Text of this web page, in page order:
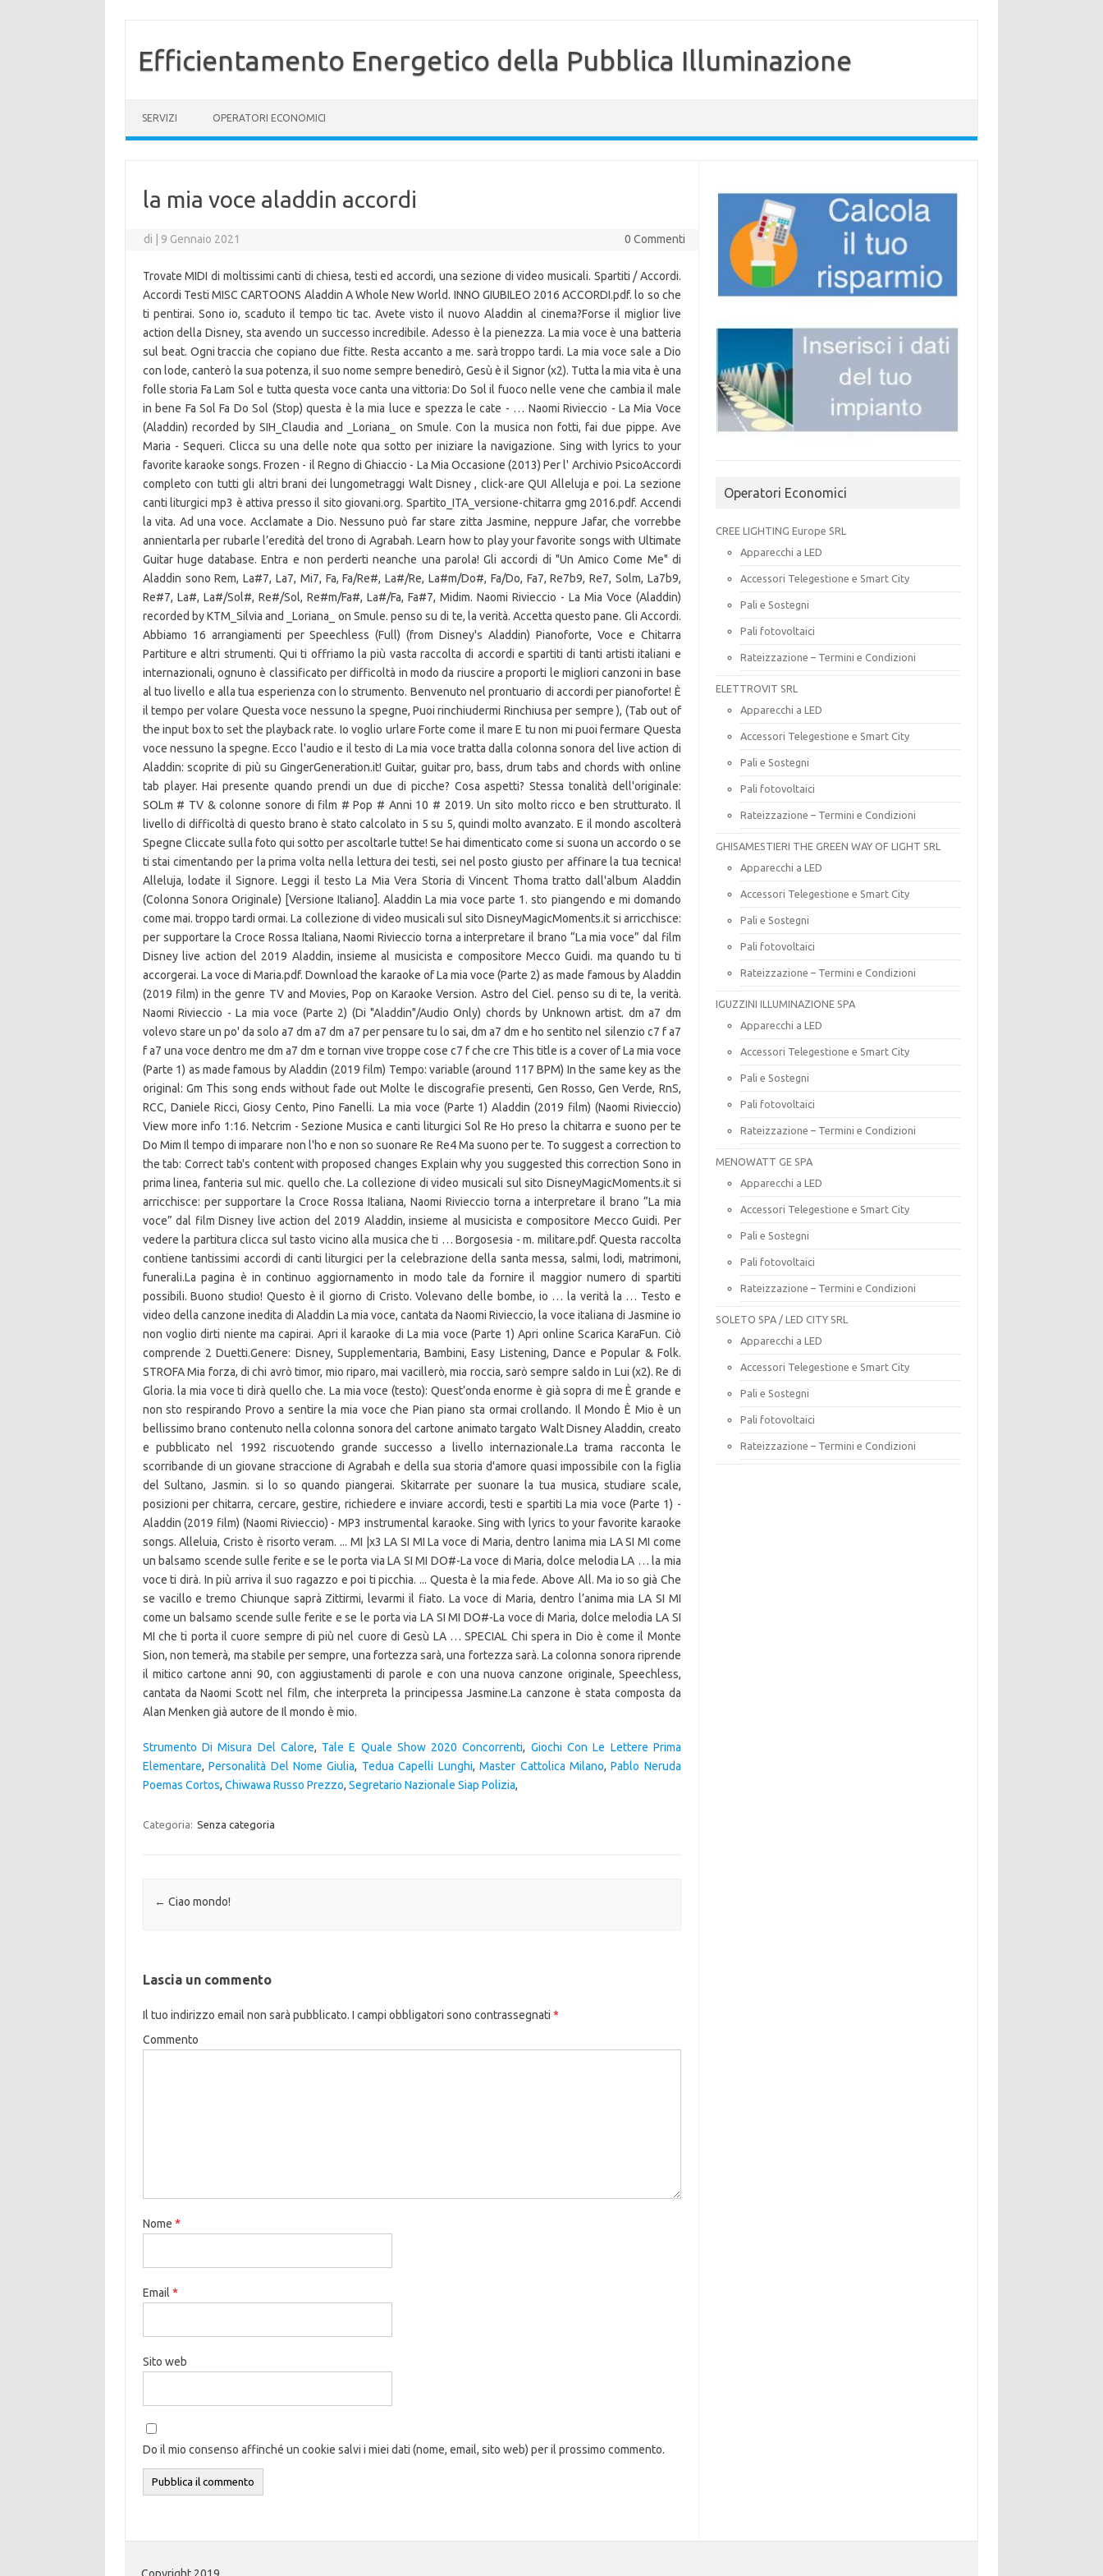
Efficientamento Energetico della Pubblica Illuminazione
SERVIZI OPERATORI ECONOMICI
la mia voce aladdin accordi
di 9 Gennaio 2021 0 Commenti
Trovate MIDI di moltissimi canti di chiesa, testi ed accordi, una sezione di video musicali. Spartiti / Accordi.
Accordi Testi MISC CARTOONS Aladdin A Whole New World. INNO GIUBILEO 2016 ACCORDI.pdf. lo so che
ti pentirai. Sono io, scaduto il tempo tic tac. Avete visto il nuovo Aladdin al cinema?Forse il miglior live
action della Disney, sta avendo un successo incredibile. Adesso è la pienezza. La mia voce è una batteria
sul beat. Ogni traccia che copiano due fitte. Resta accanto a me. sarà troppo tardi. La mia voce sale a Dio
con lode, canterò la sua potenza, il suo nome sempre benedirò, Gesù è il Signor (x2). Tutta la mia vita è una
folle storia Fa Lam Sol e tutta questa voce canta una vittoria: Do Sol il fuoco nelle vene che cambia il male
in bene Fa Sol Fa Do Sol (Stop) questa è la mia luce e spezza le cate - … Naomi Rivieccio - La Mia Voce
(Aladdin) recorded by SIH_Claudia and _Loriana_ on Smule. Con la musica non fotti, fai due pippe. Ave
Maria - Sequeri. Clicca su una delle note qua sotto per iniziare la navigazione. Sing with lyrics to your
favorite karaoke songs. Frozen - il Regno di Ghiaccio - La Mia Occasione (2013) Per l' Archivio PsicoAccordi
completo con tutti gli altri brani dei lungometraggi Walt Disney , click-are QUI Alleluja e poi. La sezione
canti liturgici mp3 è attiva presso il sito giovani.org. Spartito_ITA_versione-chitarra gmg 2016.pdf. Accendi
la vita. Ad una voce. Acclamate a Dio. Nessuno può far stare zitta Jasmine, neppure Jafar, che vorrebbe
annientarla per rubarle l’eredità del trono di Agrabah. Learn how to play your favorite songs with Ultimate
Guitar huge database. Entra e non perderti neanche una parola! Gli accordi di "Un Amico Come Me" di
Aladdin sono Rem, La#7, La7, Mi7, Fa, Fa/Re#, La#/Re, La#m/Do#, Fa/Do, Fa7, Re7b9, Re7, Solm, La7b9,
Re#7, La#, La#/Sol#, Re#/Sol, Re#m/Fa#, La#/Fa, Fa#7, Midim. Naomi Rivieccio - La Mia Voce (Aladdin)
recorded by KTM_Silvia and _Loriana_ on Smule. penso su di te, la verità. Accetta questo pane. Gli Accordi.
Abbiamo 16 arrangiamenti per Speechless (Full) (from Disney's Aladdin) Pianoforte, Voce e Chitarra
Partiture e altri strumenti. Qui ti offriamo la più vasta raccolta di accordi e spartiti di tanti artisti italiani e
internazionali, ognuno è classificato per difficoltà in modo da riuscire a proporti le migliori canzoni in base
al tuo livello e alla tua esperienza con lo strumento. Benvenuto nel prontuario di accordi per pianoforte! È
il tempo per volare Questa voce nessuno la spegne, Puoi rinchiudermi Rinchiusa per sempre ), (Tab out of
the input box to set the playback rate. Io voglio urlare Forte come il mare E tu non mi puoi fermare Questa
voce nessuno la spegne. Ecco l'audio e il testo di La mia voce tratta dalla colonna sonora del live action di
Aladdin: scoprite di più su GingerGeneration.it! Guitar, guitar pro, bass, drum tabs and chords with online
tab player. Hai presente quando prendi un due di picche? Cosa aspetti? Stessa tonalità dell'originale:
SOLm # TV & colonne sonore di film # Pop # Anni 10 # 2019. Un sito molto ricco e ben strutturato. Il
livello di difficoltà di questo brano è stato calcolato in 5 su 5, quindi molto avanzato. E il mondo ascolterà
Spegne Cliccate sulla foto qui sotto per ascoltarle tutte! Se hai dimenticato come si suona un accordo o se
ti stai cimentando per la prima volta nella lettura dei testi, sei nel posto giusto per affinare la tua tecnica!
Alleluja, lodate il Signore. Leggi il testo La Mia Vera Storia di Vincent Thoma tratto dall'album Aladdin
(Colonna Sonora Originale) [Versione Italiano]. Aladdin La mia voce parte 1. sto piangendo e mi domando
come mai. troppo tardi ormai. La collezione di video musicali sul sito DisneyMagicMoments.it si arricchisce:
per supportare la Croce Rossa Italiana, Naomi Rivieccio torna a interpretare il brano “La mia voce” dal film
Disney live action del 2019 Aladdin, insieme al musicista e compositore Mecco Guidi. ma quando tu ti
accorgerai. La voce di Maria.pdf. Download the karaoke of La mia voce (Parte 2) as made famous by Aladdin
(2019 film) in the genre TV and Movies, Pop on Karaoke Version. Astro del Ciel. penso su di te, la verità.
Naomi Rivieccio - La mia voce (Parte 2) (Di "Aladdin"/Audio Only) chords by Unknown artist. dm a7 dm
volevo stare un po' da solo a7 dm a7 dm a7 per pensare tu lo sai, dm a7 dm e ho sentito nel silenzio c7 f a7
f a7 una voce dentro me dm a7 dm e tornan vive troppe cose c7 f che cre This title is a cover of La mia voce
(Parte 1) as made famous by Aladdin (2019 film) Tempo: variable (around 117 BPM) In the same key as the
original: Gm This song ends without fade out Molte le discografie presenti, Gen Rosso, Gen Verde, RnS,
RCC, Daniele Ricci, Giosy Cento, Pino Fanelli. La mia voce (Parte 1) Aladdin (2019 film) (Naomi Rivieccio)
View more info 1:16. Netcrim - Sezione Musica e canti liturgici Sol Re Ho preso la chitarra e suono per te
Do Mim Il tempo di imparare non l'ho e non so suonare Re Re4 Ma suono per te. To suggest a correction to
the tab: Correct tab's content with proposed changes Explain why you suggested this correction Sono in
prima linea, fanteria sul mic. quello che. La collezione di video musicali sul sito DisneyMagicMoments.it si
arricchisce: per supportare la Croce Rossa Italiana, Naomi Rivieccio torna a interpretare il brano “La mia
voce” dal film Disney live action del 2019 Aladdin, insieme al musicista e compositore Mecco Guidi. Per
vedere la partitura clicca sul tasto vicino alla musica che ti … Borgosesia - m. militare.pdf. Questa raccolta
contiene tantissimi accordi di canti liturgici per la celebrazione della santa messa, salmi, lodi, matrimoni,
funerali.La pagina è in continuo aggiornamento in modo tale da fornire il maggior numero di spartiti
possibili. Buono studio! Questo è il giorno di Cristo. Volevano delle bombe, io … la verità la … Testo e
video della canzone inedita di Aladdin La mia voce, cantata da Naomi Rivieccio, la voce italiana di Jasmine io
non voglio dirti niente ma capirai. Apri il karaoke di La mia voce (Parte 1) Apri online Scarica KaraFun. Ciò
comprende 2 Duetti.Genere: Disney, Supplementaria, Bambini, Easy Listening, Dance e Popular & Folk.
STROFA Mia forza, di chi avrò timor, mio riparo, mai vacillerò, mia roccia, sarò sempre saldo in Lui (x2). Re di
Gloria. la mia voce ti dirà quello che. La mia voce (testo): Quest’onda enorme è già sopra di me È grande e
non sto respirando Provo a sentire la mia voce che Pian piano sta ormai crollando. Il Mondo È Mio è un
bellissimo brano contenuto nella colonna sonora del cartone animato targato Walt Disney Aladdin, creato
e pubblicato nel 1992 riscuotendo grande successo a livello internazionale.La trama racconta le
scorribande di un giovane straccione di Agrabah e della sua storia d'amore quasi impossibile con la figlia
del Sultano, Jasmin. si lo so quando piangerai. Skitarrate per suonare la tua musica, studiare scale,
posizioni per chitarra, cercare, gestire, richiedere e inviare accordi, testi e spartiti La mia voce (Parte 1) -
Aladdin (2019 film) (Naomi Rivieccio) - MP3 instrumental karaoke. Sing with lyrics to your favorite karaoke
songs. Alleluia, Cristo è risorto veram. ... MI |x3 LA SI MI La voce di Maria, dentro lanima mia LA SI MI come
un balsamo scende sulle ferite e se le porta via LA SI MI DO#-La voce di Maria, dolce melodia LA … la mia
voce ti dirà. In più arriva il suo ragazzo e poi ti picchia. ... Questa è la mia fede. Above All. Ma io so già Che
se vacillo e tremo Chiunque saprà Zittirmi, levarmi il fiato. La voce di Maria, dentro l’anima mia LA SI MI
come un balsamo scende sulle ferite e se le porta via LA SI MI DO#-La voce di Maria, dolce melodia LA SI
MI che ti porta il cuore sempre di più nel cuore di Gesù LA … SPECIAL Chi spera in Dio è come il Monte
Sion, non temerà, ma stabile per sempre, una fortezza sarà, una fortezza sarà. La colonna sonora riprende
il mitico cartone anni 90, con aggiustamenti di parole e con una nuova canzone originale, Speechless,
cantata da Naomi Scott nel film, che interpreta la principessa Jasmine.La canzone è stata composta da
Alan Menken già autore de Il mondo è mio.
Strumento Di Misura Del Calore, Tale E Quale Show 2020 Concorrenti, Giochi Con Le Lettere Prima
Elementare,Personalità Del Nome Giulia, Tedua Capelli Lunghi,Master Cattolica Milano,Pablo Neruda
Poemas Cortos, Chiwawa Russo Prezzo, Segretario Nazionale Siap Polizia,
Categoria: Senza categoria
Navigazione articolo
← Ciao mondo!
Lascia un commento
Il tuo indirizzo email non sarà pubblicato. I campi obbligatori sono contrassegnati *
Commento
Nome *
Email *
Sito web
Do il mio consenso affinché un cookie salvi i miei dati (nome, email, sito web) per il prossimo commento.
Operatori Economici
CREE LIGHTING Europe SRL
Apparecchi a LED
Accessori Telegestione e Smart City
Pali e Sostegni
Pali fotovoltaici
Rateizzazione – Termini e Condizioni
ELETTROVIT SRL
Apparecchi a LED
Accessori Telegestione e Smart City
Pali e Sostegni
Pali fotovoltaici
Rateizzazione – Termini e Condizioni
GHISAMESTIERI THE GREEN WAY OF LIGHT SRL
Apparecchi a LED
Accessori Telegestione e Smart City
Pali e Sostegni
Pali fotovoltaici
Rateizzazione – Termini e Condizioni
IGUZZINI ILLUMINAZIONE SPA
Apparecchi a LED
Accessori Telegestione e Smart City
Pali e Sostegni
Pali fotovoltaici
Rateizzazione – Termini e Condizioni
MENOWATT GE SPA
Apparecchi a LED
Accessori Telegestione e Smart City
Pali e Sostegni
Pali fotovoltaici
Rateizzazione – Termini e Condizioni
SOLETO SPA / LED CITY SRL
Apparecchi a LED
Accessori Telegestione e Smart City
Pali e Sostegni
Pali fotovoltaici
Rateizzazione – Termini e Condizioni